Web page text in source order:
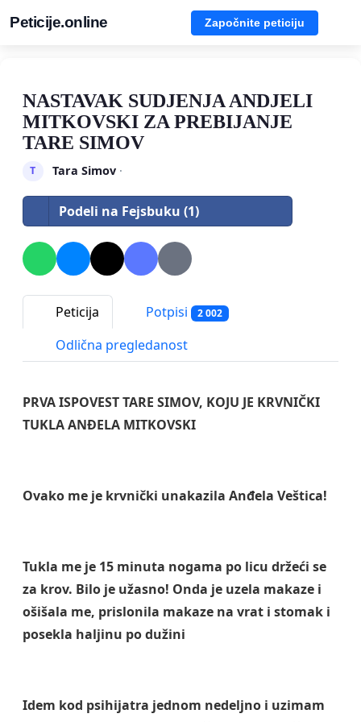
Peticije.online Započnite peticiju
NASTAVAK SUDJENJA ANDJELI
MITKOVSKI ZA PREBIJANJE
TARE SIMOV
T Tara Simov·
Podeli na Fejsbuku (1)
Peticija Potpisi 2 002
Odlična pregledanost
PRVA ISPOVEST TARE SIMOV, KOJU JE KRVNIČKI
TUKLA ANĐELA MITKOVSKI
Ovako me je krvnički unakazila Anđela Veštica!
Tukla me je 15 minuta nogama po licu držeći se
za krov. Bilo je užasno! Onda je uzela makaze i
ošišala me, prislonila makaze na vrat i stomak i
posekla haljinu po dužini
Idem kod psihijatra jednom nedeljno i uzimam